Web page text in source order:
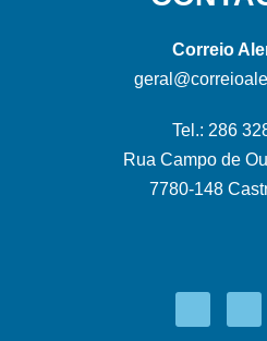
Correio
Tel.: 286
Rua Campo de
7780-148